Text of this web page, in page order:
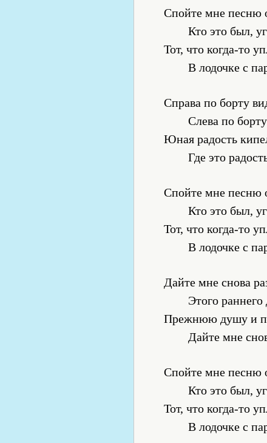
Спойте мне песню
Кто это был,
Тот, что когда-то
В лодочке с
Справа по борту
Слева по
Юная радость
Где это
Спойте мне песню
Кто это был,
Тот, что когда-то
В лодочке с
Дайте мне снова
Этого раннего
Прежнюю душу и
Дайте мне
Спойте мне песню
Кто это был,
Тот, что когда-то
В лодочке с